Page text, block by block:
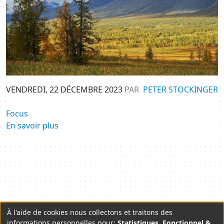
VENDREDI, 22 DÉCEMBRE 2023 PAR PETER STOCKINGER
Focus
En savoir plus
À l'aide de cookies nous collectons et traitons des